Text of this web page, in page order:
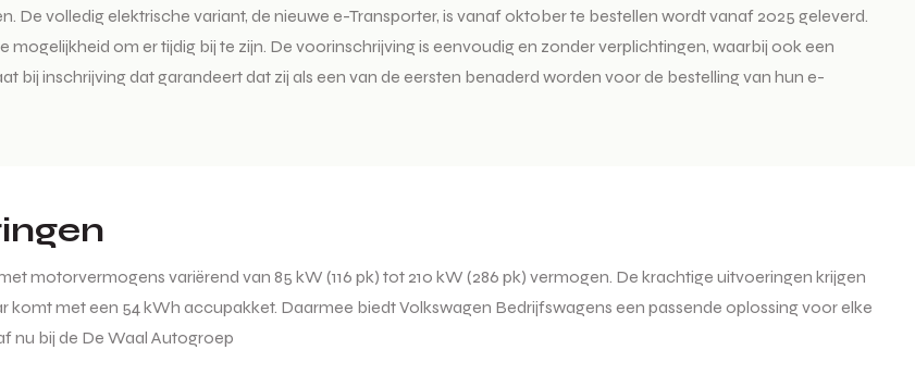
volledig elektrische variant, de nieuwe e-Transporter, is vanaf oktober te bestellen wordt vanaf 2025 geleverd.
om er tijdig bij te zijn. De voorinschrijving is eenvoudig en zonder verplichtingen, waarbij ook een
bij inschrijving dat garandeert dat zij als een van de eersten benaderd worden voor de bestelling van hun e-
motorvermogens variërend van 85 kW (116 pk) tot 210 kW (286 pk) vermogen. De krachtige uitvoeringen krijgen
met een 54 kWh accupakket. Daarmee biedt Volkswagen Bedrijfswagens een passende oplossing voor elke
nu bij de De Waal Autogroep